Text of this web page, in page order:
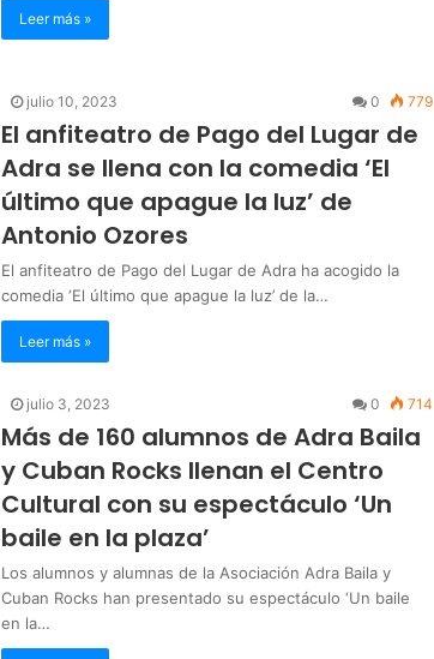
Leer más »
julio 10, 2023 0 779
El anfiteatro de Pago del Lugar de
Adra se llena con la comedia ‘El
último que apague la luz’ de
Antonio Ozores
El anfiteatro de Pago del Lugar de Adra ha acogido la
comedia ‘El último que apague la luz’ de la…
Leer más »
julio 3, 2023 0 714
Más de 160 alumnos de Adra Baila
y Cuban Rocks llenan el Centro
Cultural con su espectáculo ‘Un
baile en la plaza’
Los alumnos y alumnas de la Asociación Adra Baila y
Cuban Rocks han presentado su espectáculo ‘Un baile
en la…